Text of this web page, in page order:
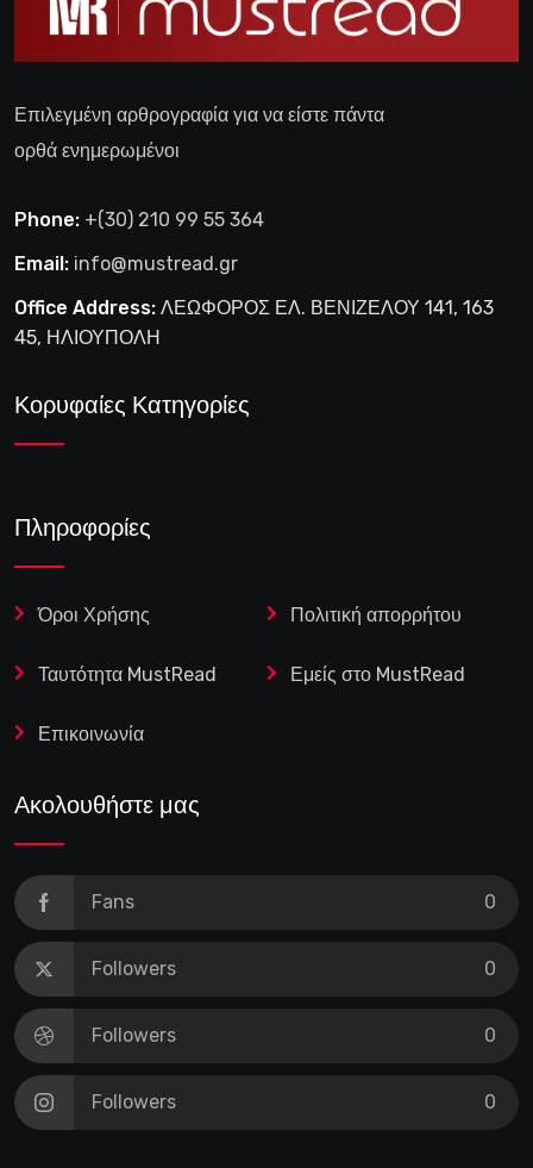
Επιλεγμένη αρθρογραφία για να είστε πάντα
ορθά ενημερωμένοι
Phone: +(30) 210 99 55 364
Email: info@mustread.gr
Office Address: ΛΕΩΦΟΡΟΣ ΕΛ. ΒΕΝΙΖΕΛΟΥ 141, 163
45, ΗΛΙΟΥΠΟΛΗ
Κορυφαίες Κατηγορίες
Πληροφορίες
Όροι Χρήσης Πολιτική απορρήτου
Ταυτότητα MustRead Εμείς στο MustRead
Επικοινωνία
Ακολουθήστε μας
0
Fans
0
Followers
0
Followers
0
Followers